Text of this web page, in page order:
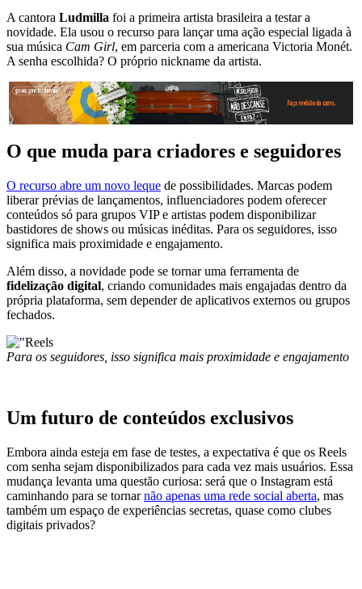
A cantora Ludmilla foi a primeira artista brasileira a testar a
novidade. Ela usou o recurso para lançar uma ação especial ligada à
sua música Cam Girl, em parceria com a americana Victoria Monét.
A senha escolhida? O próprio nickname da artista.
O que muda para criadores e seguidores
O recurso abre um novo leque de possibilidades. Marcas podem
liberar prévias de lançamentos, influenciadores podem oferecer
conteúdos só para grupos VIP e artistas podem disponibilizar
bastidores de shows ou músicas inéditas. Para os seguidores, isso
significa mais proximidade e engajamento.
Além disso, a novidade pode se tornar uma ferramenta de
fidelização digital, criando comunidades mais engajadas dentro da
própria plataforma, sem depender de aplicativos externos ou grupos
fechados.
Para os seguidores, isso significa mais proximidade e engajamento
Um futuro de conteúdos exclusivos
Embora ainda esteja em fase de testes, a expectativa é que os Reels
com senha sejam disponibilizados para cada vez mais usuários. Essa
mudança levanta uma questão curiosa: será que o Instagram está
caminhando para se tornarnão apenas uma rede social aberta, mas
também um espaço de experiências secretas, quase como clubes
digitais privados?